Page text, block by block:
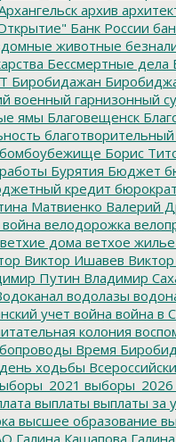
архив
Банк России
животные
Бессмертные дела
Биробидажан
военный гарнизонный
ямы Благовещенск
бомбоубежище Борис
Бурятия Бюджет
кредит
Матвиенко Валерий
велодорожка
ветхие дома ветхое жилье
Виктор Ишавев
Путин Владимир
водолазы
учет война война в
колония
Время
ходьбы
выборы_2026
выплаты выплаты за
высшее образование
Галина Кашапова